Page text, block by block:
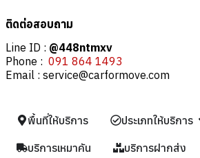
ติดต่อสอบถาม
Line ID : @448ntmxv
Phone : 091 864 1493
Email : service@carformove.com
พื้นที่ให้บริการ
ประเภทให้บริการ
บริการเหมาคัน
บริการฝากส่ง